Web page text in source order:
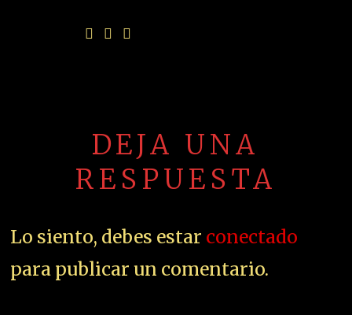
DEJA UNA
RESPUESTA
Lo siento, debes estar conectado
para publicar un comentario.